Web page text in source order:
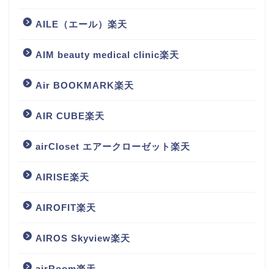
AILE（エール）楽天
AIM beauty medical clinic楽天
Air BOOKMARK楽天
AIR CUBE楽天
airCloset エアークローゼット楽天
AIRISE楽天
AIROFIT楽天
AIROS Skyview楽天